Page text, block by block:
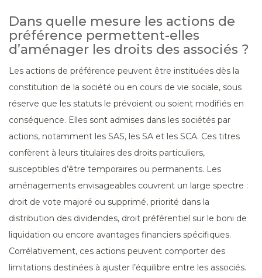
Dans quelle mesure les actions de
préférence permettent-elles
d’aménager les droits des associés ?
Les actions de préférence peuvent être instituées dès la
constitution de la société ou en cours de vie sociale, sous
réserve que les statuts le prévoient ou soient modifiés en
conséquence. Elles sont admises dans les sociétés par
actions, notamment les SAS, les SA et les SCA. Ces titres
confèrent à leurs titulaires des droits particuliers,
susceptibles d’être temporaires ou permanents. Les
aménagements envisageables couvrent un large spectre :
droit de vote majoré ou supprimé, priorité dans la
distribution des dividendes, droit préférentiel sur le boni de
liquidation ou encore avantages financiers spécifiques.
Corrélativement, ces actions peuvent comporter des
limitations destinées à ajuster l’équilibre entre les associés.